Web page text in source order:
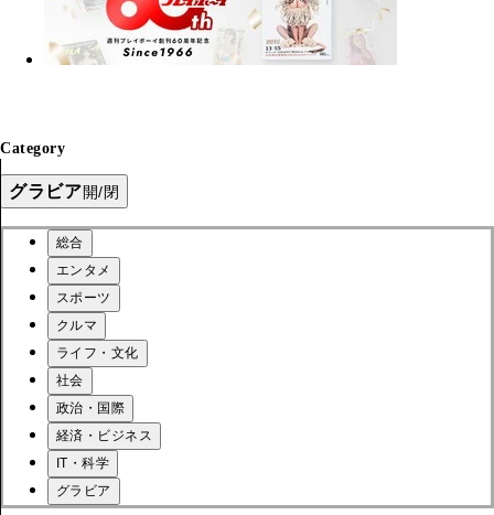
Category
グラビア開/閉
総合
エンタメ
スポーツ
クルマ
ライフ・文化
社会
政治・国際
経済・ビジネス
IT・科学
グラビア